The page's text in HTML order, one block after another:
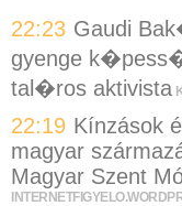
22:23 Gaudi
gyenge
tal�ros aktivista
22:19 Kínzások
magyar
Magyar Szent